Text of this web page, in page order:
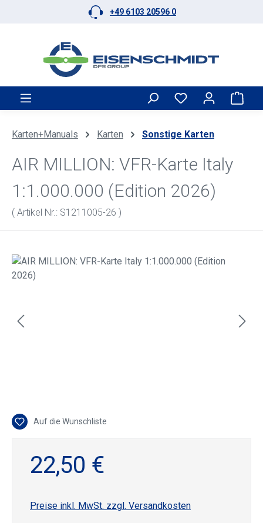
Zum Hauptinhalt springen+49 6103 20596 0
Karten+Manuals Karten Sonstige Karten
AIR MILLION: VFR-Karte Italy
1:1.000.000 (Edition 2026)
( Artikel Nr.: S1211005-26 )
Bildergalerie überspringen
Auf die Wunschliste
22,50 €
Preise inkl. MwSt. zzgl. Versandkosten